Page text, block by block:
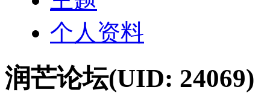
个人资料
润芒论坛(UID: 24069)